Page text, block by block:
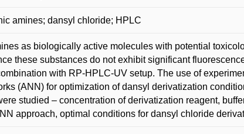
amines; dansyl chloride; HPLC
as biologically active molecules with potential
these substances do not exhibit significant
with RP-HPLC-UV setup. The use of
(ANN) for optimization of dansyl derivatization
studied – concentration of derivatization reagent,
approach, optimal conditions for dansyl chloride